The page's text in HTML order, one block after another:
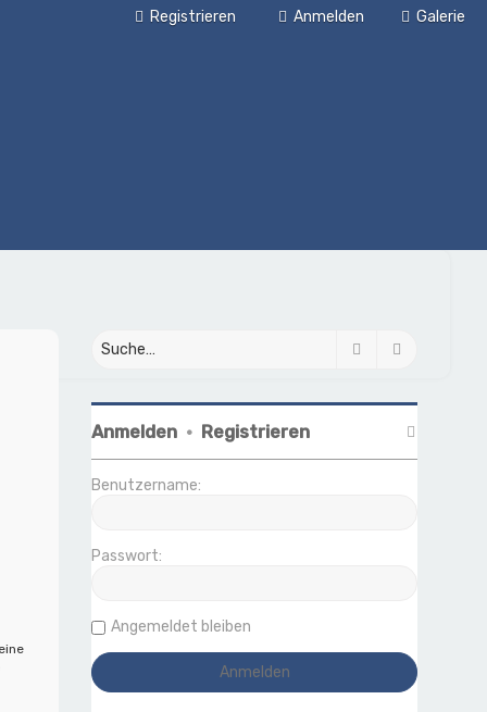
Galerie
Anmelden
Registrieren
Suche
Anmelden • Registrieren
Benutzername:
Passwort:
Angemeldet bleiben